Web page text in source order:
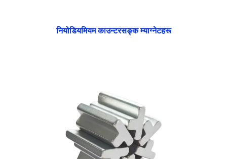
नियोडियमियम काउन्टरसङ्क म्याग्नेटहरू